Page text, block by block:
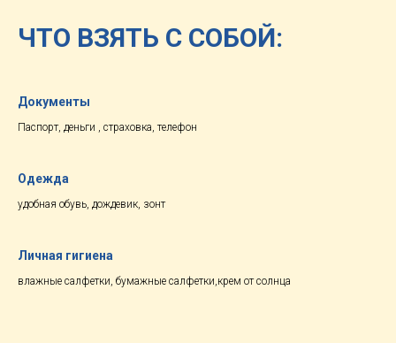
ЧТО ВЗЯТЬ С СОБОЙ:
Документы
Паспорт, деньги , страховка, телефон
Одежда
удобная обувь, дождевик, зонт
Личная гигиена
влажные салфетки, бумажные салфетки,крем от солнца